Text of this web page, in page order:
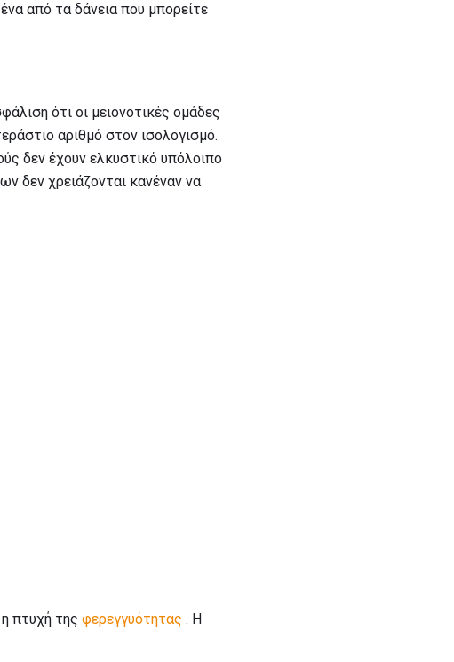
από τα δάνεια που μπορείτε
ότι οι μειονοτικές ομάδες
αριθμό στον ισολογισμό.
δεν έχουν ελκυστικό υπόλοιπο
δεν χρειάζονται κανέναν να
πτυχή της φερεγγυότητας . Η